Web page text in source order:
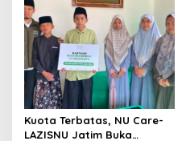
Kuota Terbatas, NU Care-
LAZISNU Jatim Buka